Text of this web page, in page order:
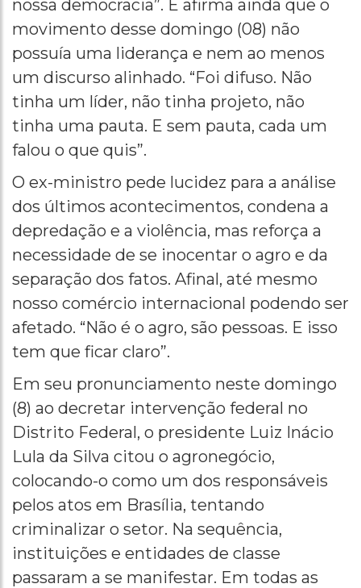
nossa democracia”. E afirma ainda que o
movimento desse domingo (08) não
possuía uma liderança e nem ao menos
um discurso alinhado. “Foi difuso. Não
tinha um líder, não tinha projeto, não
tinha uma pauta. E sem pauta, cada um
falou o que quis”.
O ex-ministro pede lucidez para a análise
dos últimos acontecimentos, condena a
depredação e a violência, mas reforça a
necessidade de se inocentar o agro e da
separação dos fatos. Afinal, até mesmo
nosso comércio internacional podendo ser
afetado. “Não é o agro, são pessoas. E isso
tem que ficar claro”.
Em seu pronunciamento neste domingo
(8) ao decretar intervenção federal no
Distrito Federal, o presidente Luiz Inácio
Lula da Silva citou o agronegócio,
colocando-o como um dos responsáveis
pelos atos em Brasília, tentando
criminalizar o setor. Na sequência,
instituições e entidades de classe
passaram a se manifestar. Em todas as